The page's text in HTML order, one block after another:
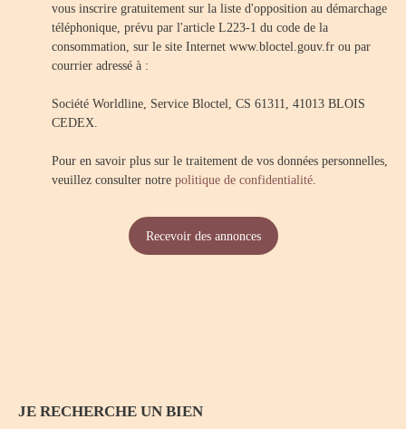
vous inscrire gratuitement sur la liste d'opposition au démarchage
téléphonique, prévu par l'article L223-1 du code de la
consommation, sur le site Internet www.bloctel.gouv.fr ou par
courrier adressé à :
Société Worldline, Service Bloctel, CS 61311, 41013 BLOIS
CEDEX.
Pour en savoir plus sur le traitement de vos données personnelles,
veuillez consulter notre politique de confidentialité.
Recevoir des annonces
JE RECHERCHE UN BIEN